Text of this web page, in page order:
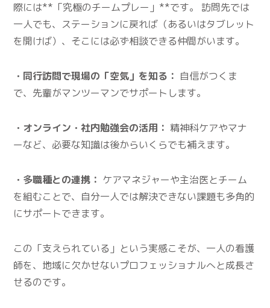
際には**「究極のチームプレー」**です。 訪問先では
一人でも、ステーションに戻れば（あるいはタブレット
を開けば）、そこには必ず相談できる仲間がいます。
・同行訪問で現場の「空気」を知る： 自信がつくま
で、先輩がマンツーマンでサポートします。
・オンライン・社内勉強会の活用： 精神科ケアやマナ
ーなど、必要な知識は後からいくらでも補えます。
・多職種との連携： ケアマネジャーや主治医とチーム
を組むことで、自分一人では解決できない課題も多角的
にサポートできます。
この「支えられている」という実感こそが、一人の看護
師を、地域に欠かせないプロフェッショナルへと成長さ
せるのです。